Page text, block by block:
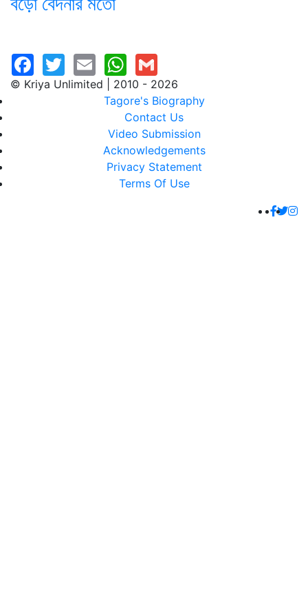
© Kriya Unlimited | 2010 - 2026
Tagore's Biography
Contact Us
Video Submission
Acknowledgements
Privacy Statement
Terms Of Use